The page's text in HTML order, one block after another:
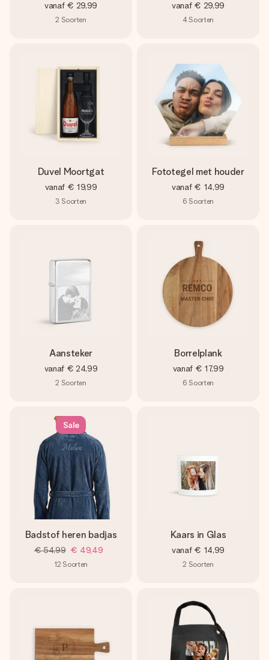
vanaf € 29,99
2 Soorten
vanaf € 29,99
4 Soorten
Duvel Moortgat
vanaf € 19,99
3 Soorten
Fototegel met houder
vanaf € 14,99
6 Soorten
Aansteker
vanaf € 24,99
2 Soorten
Borrelplank
vanaf € 17,99
6 Soorten
Sale
Badstof heren badjas
€ 54,99 € 49,49
12 Soorten
Kaars in Glas
vanaf € 14,99
2 Soorten